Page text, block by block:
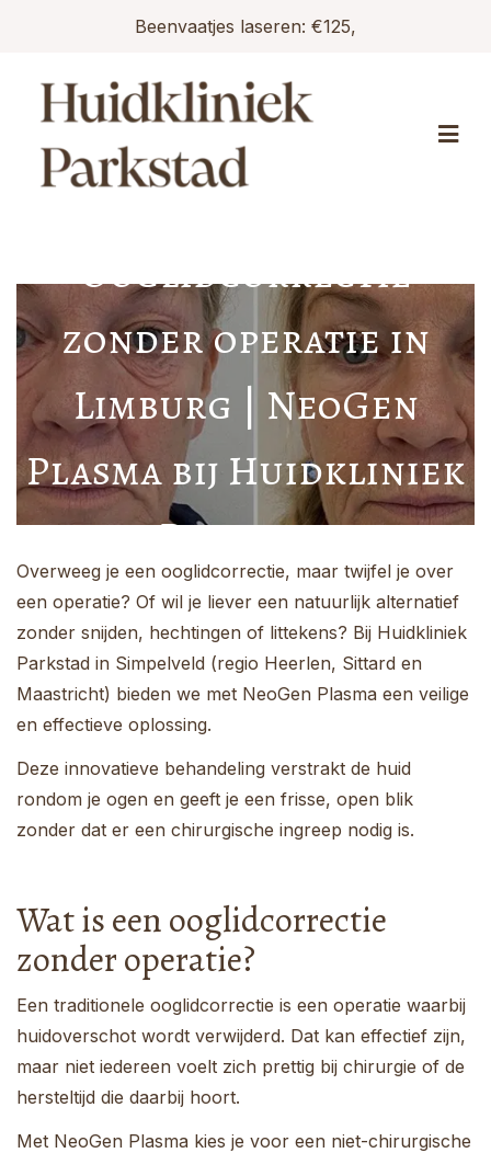
Beenvaatjes laseren: €125,
Ooglidcorrectie
zonder operatie in
Limburg | NeoGen
Plasma bij Huidkliniek
Parkstad
Overweeg je een ooglidcorrectie, maar twijfel je over
een operatie? Of wil je liever een natuurlijk alternatief
zonder snijden, hechtingen of littekens? Bij Huidkliniek
Parkstad in Simpelveld (regio Heerlen, Sittard en
Maastricht) bieden we met NeoGen Plasma een veilige
en effectieve oplossing.
Deze innovatieve behandeling verstrakt de huid
rondom je ogen en geeft je een frisse, open blik
zonder dat er een chirurgische ingreep nodig is.
Wat is een ooglidcorrectie
zonder operatie?
Een traditionele ooglidcorrectie is een operatie waarbij
huidoverschot wordt verwijderd. Dat kan effectief zijn,
maar niet iedereen voelt zich prettig bij chirurgie of de
hersteltijd die daarbij hoort.
Met NeoGen Plasma kies je voor een niet-chirurgische